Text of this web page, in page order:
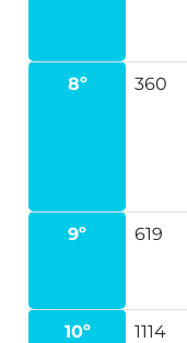
8º 360
9º 619
10º 1114